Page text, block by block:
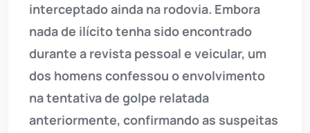
interceptado ainda na rodovia. Embora
nada de ilícito tenha sido encontrado
durante a revista pessoal e veicular, um
dos homens confessou o envolvimento
na tentativa de golpe relatada
anteriormente, confirmando as suspeitas